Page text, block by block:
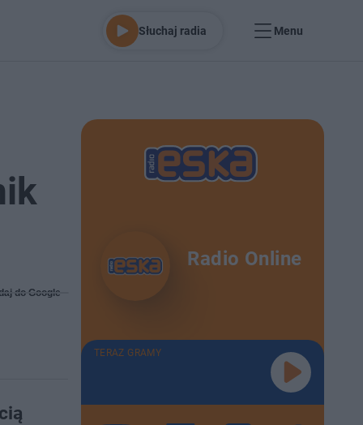
Słuchaj radia Menu
do Google
Radio Online
TERAZ GRAMY